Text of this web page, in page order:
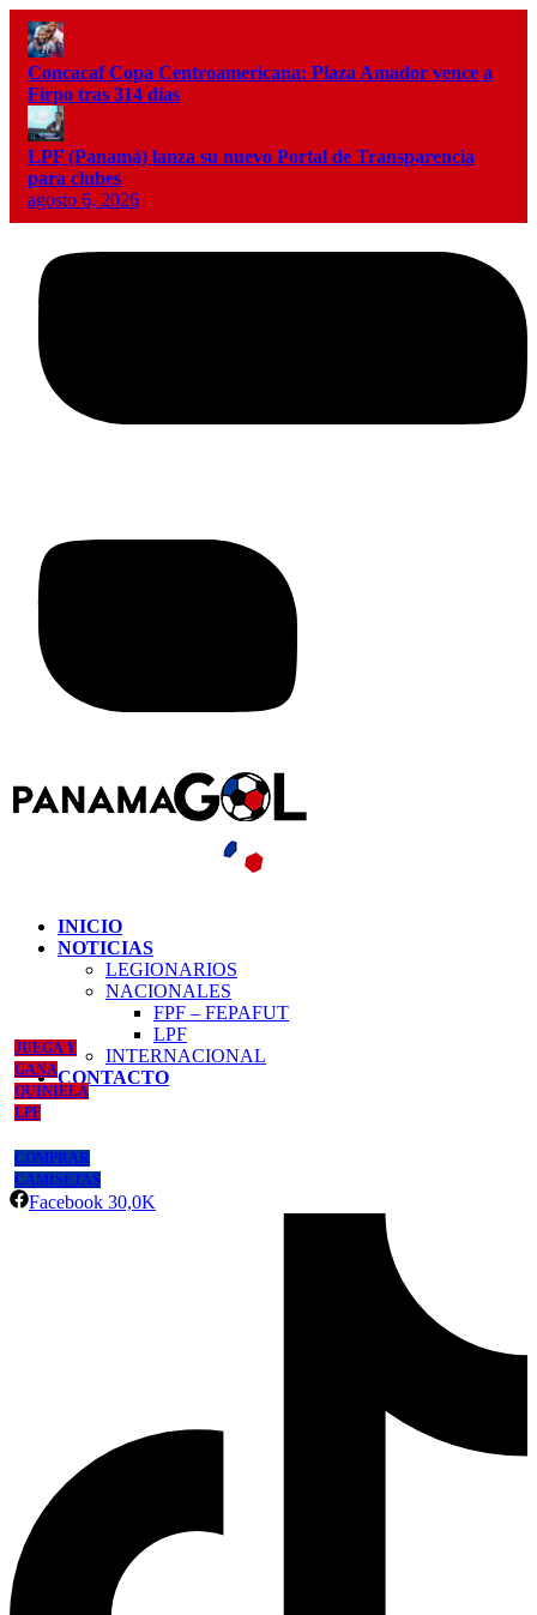
Concacaf Copa Centroamericana: Plaza Amador vence a
Firpo tras 314 días
LPF (Panamá) lanza su nuevo Portal de Transparencia
para clubes
agosto 6, 2026
INICIO
NOTICIAS
LEGIONARIOS
NACIONALES
FPF – FEPAFUT
LPF
INTERNACIONAL
CONTACTO
JUEGA Y
GANA
QUINIELA
LPF
COMPRAR
CAMISETAS
Facebook 30,0K